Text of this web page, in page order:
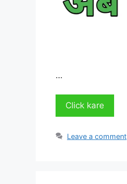
…
Click kare
Leave a comment